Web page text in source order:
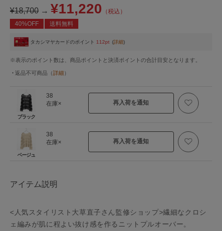
¥18,700 → ¥11,220 （税込）
40%OFF
送料無料
タカシマヤカードのポイント 112pt (詳細)
※表示のポイント数は、商品ポイントと決済ポイントの合計目安となります。
返品不可商品 （詳細 ）
ブラック
38
在庫×
再入荷を通知
ベージュ
38
在庫×
再入荷を通知
アイテム説明
<人気スタイリスト大草直子さん監修ショップ>繊細なクロシ
ェ編みが肌に程よい抜け感を作るニットプルオーバー。